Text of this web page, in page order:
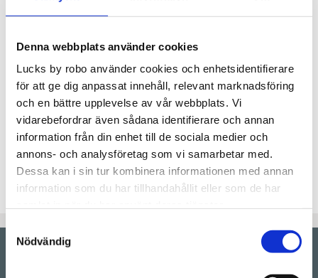
Denna webbplats använder cookies
Lucks by robo använder cookies och enhetsidentifierare
för att ge dig anpassat innehåll, relevant marknadsföring
och en bättre upplevelse av vår webbplats. Vi
vidarebefordrar även sådana identifierare och annan
information från din enhet till de sociala medier och
annons- och analysföretag som vi samarbetar med.
Dessa kan i sin tur kombinera informationen med annan
information som du har tillhandahållit eller som de har
Samtyckesval
Nödvändig
st
KÖP
Lagerstatus
Beställningsvara.Leveranstid 6-
Artikelnr
RAMSES40x100H2
Kökslucka med ram i modellen "Ramses", lackas i
valfri färg utan extra kostnad.